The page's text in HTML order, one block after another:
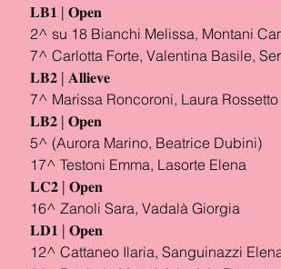
𝐋𝐁𝟏 | 𝐎𝐩𝐞𝐧
2^ su 18 Bianchi Melissa, Montani
7^ Carlotta Forte, Valentina Basile,
𝐋𝐁𝟐 | 𝐀𝐥𝐥𝐢𝐞𝐯𝐞
7^ Marissa Roncoroni, Laura Rossetto
𝐋𝐁𝟐 | 𝐎𝐩𝐞𝐧
5^ (Aurora Marino, Beatrice Dubini)
17^ Testoni Emma, Lasorte Elena
𝐋𝐂𝟐 | 𝐎𝐩𝐞𝐧
16^ Zanoli Sara, Vadalà Giorgia
𝐋𝐃𝟏 | 𝐎𝐩𝐞𝐧
12^ Cattaneo Ilaria, Sanguinazzi